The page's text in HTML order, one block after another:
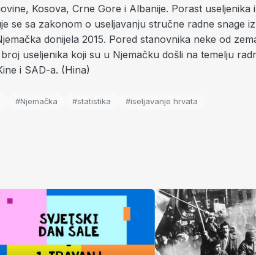
Kosova, Crne Gore i Albanije. Porast useljenika
se sa zakonom o useljavanju stručne radne snage
donijela 2015. Pored stanovnika neke od
useljenika koji su u Njemačku došli na temelju
i SAD-a. (Hina)
#Njemačka #statistika #iseljavanje hrvata